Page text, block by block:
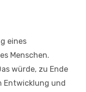
eines
Menschen.
würde, zu Ende
Entwicklung und